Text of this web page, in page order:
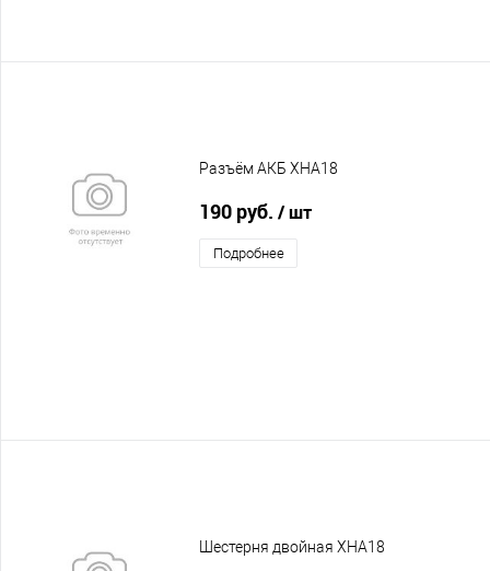
Разъём АКБ XHA18
190 руб. / шт
Подробнее
Шестерня двойная XHA18